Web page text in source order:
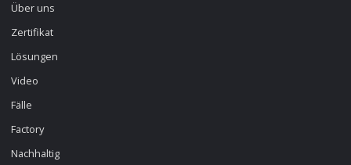
Über uns
Zertifikat
Lösungen
Video
Fälle
Factory
Nachhaltig